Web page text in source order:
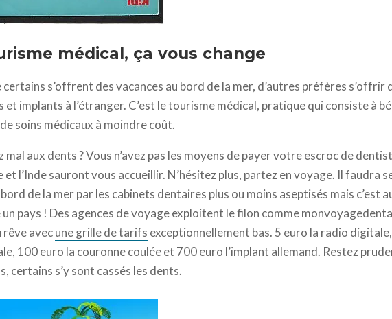
médical, ça vous change
s’offrent des vacances au bord de la mer, d’autres préfères s’offrir
et implants à l’étranger. C’est le tourisme médical, pratique qui consiste à
soins médicaux à moindre coût.
mal aux dents ? Vous n’avez pas les moyens de payer votre escroc de
et l’Inde sauront vous accueillir. N’hésitez plus, partez en voyage. Il faudra
de la mer par les cabinets dentaires plus ou moins aseptisés mais c’est
pays ! Des agences de voyage exploitent le filon comme
rêve avecune grille de tarifs exceptionnellement bas. 5 euro la radio
100 euro la couronne coulée et 700 euro l’implant allemand. Restez
certains s’y sont cassés les dents.